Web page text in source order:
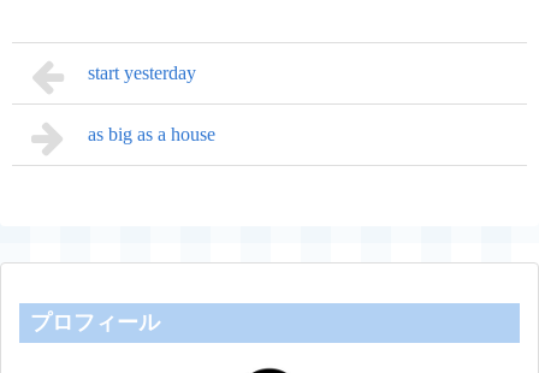
start yesterday
as big as a house
プロフィール